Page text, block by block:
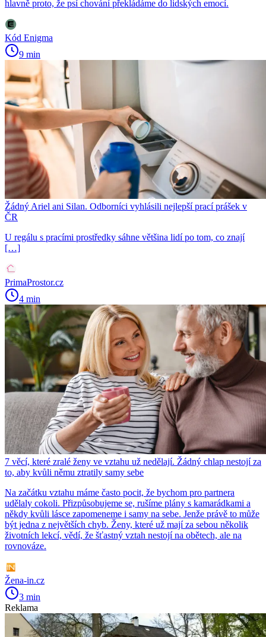
hlavně proto, že psí chování překládáme do lidských emocí.
Kód Enigma
9 min
Žádný Ariel ani Silan. Odborníci vyhlásili nejlepší prací prášek v
ČR
U regálu s pracími prostředky sáhne většina lidí po tom, co znají
[…]
PrimaProstor.cz
4 min
7 věcí, které zralé ženy ve vztahu už nedělají. Žádný chlap nestojí za
to, aby kvůli němu ztratily samy sebe
Na začátku vztahu máme často pocit, že bychom pro partnera
udělaly cokoli. Přizpůsobujeme se, rušíme plány s kamarádkami a
někdy kvůli lásce zapomeneme i samy na sebe. Jenže právě to může
být jedna z největších chyb. Ženy, které už mají za sebou několik
životních lekcí, vědí, že šťastný vztah nestojí na obětech, ale na
rovnováze.
Žena-in.cz
3 min
Reklama